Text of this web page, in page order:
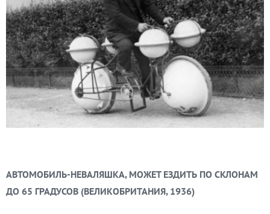
АВТОМОБИЛЬ-НЕВАЛЯШКА, МОЖЕТ ЕЗДИТЬ ПО СКЛОНАМ
ДО 65 ГРАДУСОВ (ВЕЛИКОБРИТАНИЯ, 1936)